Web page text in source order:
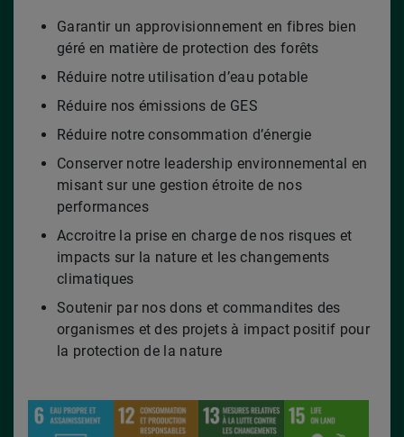
Garantir un approvisionnement en fibres bien
géré en matière de protection des forêts
Réduire notre utilisation d’eau potable
Réduire nos émissions de GES
Réduire notre consommation d’énergie
Conserver notre leadership environnemental en
misant sur une gestion étroite de nos
performances
Accroitre la prise en charge de nos risques et
impacts sur la nature et les changements
climatiques
Soutenir par nos dons et commandites des
organismes et des projets à impact positif pour
la protection de la nature